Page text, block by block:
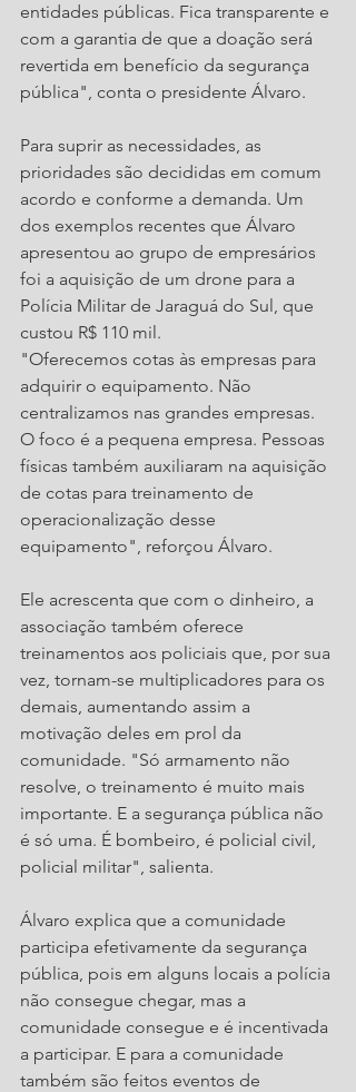
entidades públicas. Fica transparente e
com a garantia de que a doação será
revertida em benefício da segurança
pública", conta o presidente Álvaro.
Para suprir as necessidades, as
prioridades são decididas em comum
acordo e conforme a demanda. Um
dos exemplos recentes que Álvaro
apresentou ao grupo de empresários
foi a aquisição de um drone para a
Polícia Militar de Jaraguá do Sul, que
custou R$ 110 mil.
"Oferecemos cotas às empresas para
adquirir o equipamento. Não
centralizamos nas grandes empresas.
O foco é a pequena empresa. Pessoas
físicas também auxiliaram na aquisição
de cotas para treinamento de
operacionalização desse
equipamento", reforçou Álvaro.
Ele acrescenta que com o dinheiro, a
associação também oferece
treinamentos aos policiais que, por sua
vez, tornam-se multiplicadores para os
demais, aumentando assim a
motivação deles em prol da
comunidade. "Só armamento não
resolve, o treinamento é muito mais
importante. E a segurança pública não
é só uma. É bombeiro, é policial civil,
policial militar", salienta.
Álvaro explica que a comunidade
participa efetivamente da segurança
pública, pois em alguns locais a polícia
não consegue chegar, mas a
comunidade consegue e é incentivada
a participar. E para a comunidade
também são feitos eventos de